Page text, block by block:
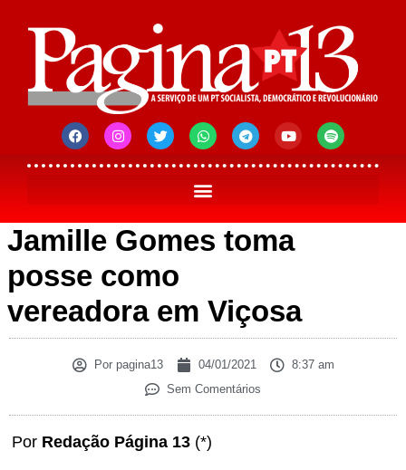
Jamille Gomes toma
posse como
vereadora em Viçosa
Porpagina13 04/01/2021
8:37 am
Sem Comentários
Por Redação Página 13 (*)